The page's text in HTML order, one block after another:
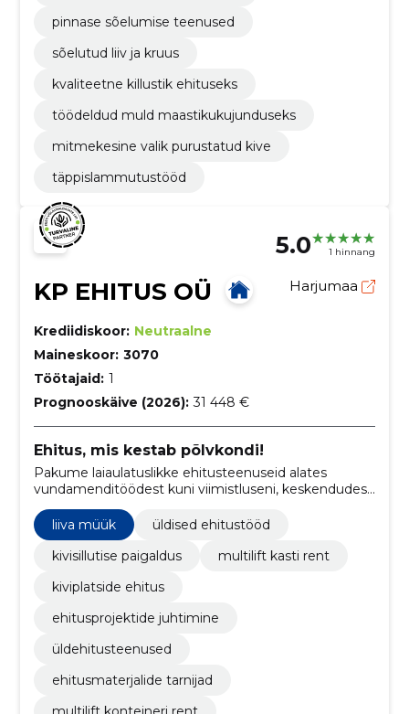
pinnase sõelumise teenused
sõelutud liiv ja kruus
kvaliteetne killustik ehituseks
töödeldud muld maastikukujunduseks
mitmekesine valik purustatud kive
täppislammutustööd
5.0 1 hinnang
KP EHITUS OÜ Harjumaa
Krediidiskoor: Neutraalne
Maineskoor: 3070
Töötajaid: 1
Prognooskäive (2026): 31 448 €
Ehitus, mis kestab põlvkondi!
Pakume laiaulatuslikke ehitusteenuseid alates
vundamenditöödest kuni viimistluseni, keskendudes
sise- ja välisviimistlusele, hoovade rajamisele ning
elamuehitusele.
liiva müük
üldised ehitustööd
kivisillutise paigaldus
multilift kasti rent
kiviplatside ehitus
ehitusprojektide juhtimine
üldehitusteenused
ehitusmaterjalide tarnijad